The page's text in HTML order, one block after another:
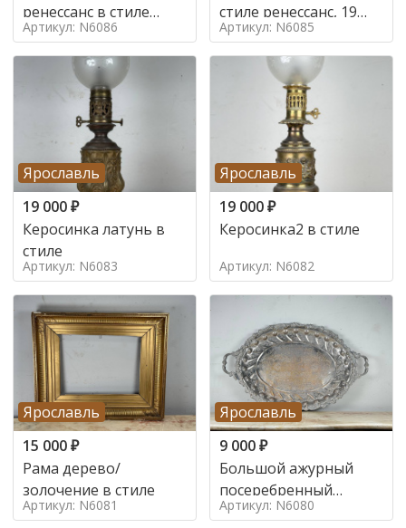
ренессанс в стиле
ренессанс,
Артикул: N6086
стиле ренессанс, 19
век
Артикул: N6085
Ярославль
19 000₽
Керосинка латунь в
стиле
Артикул: N6083
Ярославль
19 000₽
Керосинка2 в стиле
Артикул: N6082
Ярославль
15 000₽
Рама дерево/
золочение в стиле
Артикул: N6081
Ярославль
9 000₽
Большой ажурный
посеребренный
поднос в стиле
Артикул: N6080